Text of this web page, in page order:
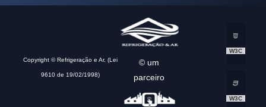
Copyright © Refrigeração e Ar. (Lei
9610 de 19/02/1998)
© um
parceiro
W3C
W3C